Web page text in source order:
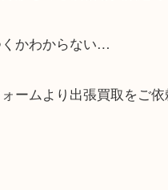
断捨離・引っ越し
加傾向です。